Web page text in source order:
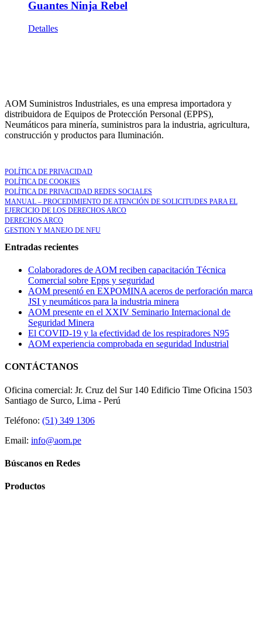
Guantes Ninja Rebel
Detalles
AOM Suministros Industriales, es una empresa importadora y
distribuidora de Equipos de Protección Personal (EPPS),
Neumáticos para minería, suministros para la industria, agricultura,
construcción y productos para Iluminación.
POLÍTICA DE PRIVACIDAD
POLÍTICA DE COOKIES
POLÍTICA DE PRIVACIDAD REDES SOCIALES
MANUAL – PROCEDIMIENTO DE ATENCIÓN DE SOLICITUDES PARA EL
EJERCICIO DE LOS DERECHOS ARCO
DERECHOS ARCO
GESTION Y MANEJO DE NFU
Entradas recientes
Colaboradores de AOM reciben capacitación Técnica
Comercial sobre Epps y seguridad
AOM presentó en EXPOMINA aceros de perforación marca
JSI y neumáticos para la industria minera
AOM presente en el XXIV Seminario Internacional de
Seguridad Minera
El COVID-19 y la efectividad de los respiradores N95
AOM experiencia comprobada en seguridad Industrial
CONTÁCTANOS
Oficina comercial: Jr. Cruz del Sur 140 Edificio Time Oficina 1503
Santiago de Surco, Lima - Perú
Teléfono: (51) 349 1306
Email: info@aom.pe
Búscanos en Redes
Productos